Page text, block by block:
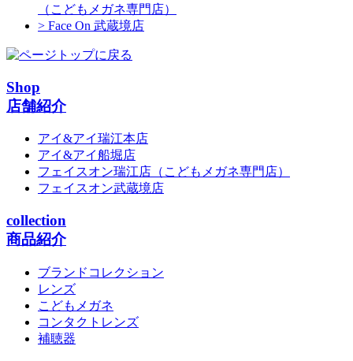
（こどもメガネ専門店）
> Face On 武蔵境店
Shop
店舗紹介
アイ&アイ瑞江本店
アイ&アイ船堀店
フェイスオン瑞江店 （こどもメガネ専門店）
フェイスオン武蔵境店
collection
商品紹介
ブランドコレクション
レンズ
こどもメガネ
コンタクトレンズ
補聴器